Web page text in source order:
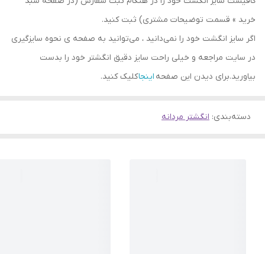
خرید » قسمت توضیحات مشتری) ثبت کنید.
اگر سایز انگشت خود را نمی‌دانید ، می‌توانید به صفحه ی نحوه سایزگیری
در سایت مراجعه و خیلی راحت سایز دقیق انگشتر خود را بدست
بیاورید.برای دیدن این صفحه اینجاکلیک کنید.
دسته‌بندی: انگشتر مردانه